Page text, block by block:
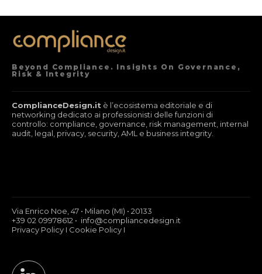
Beyond Compliance. Insights On Governance,
Risk & Integrity
ComplianceDesign.it è l’ecosistema editoriale e di
networking dedicato ai professionisti delle funzioni di
controllo: compliance, governance, risk management, internal
audit, legal, privacy, security, AML e business integrity.
Via Enrico Noe, 47 • Milano (MI) • 20133
+39 02 09978612 • info@compliancedesign.it
Privacy Policy I Cookie Policy I